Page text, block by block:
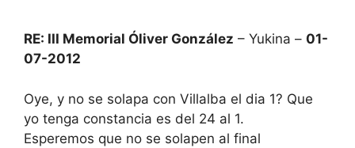
RE: III Memorial Óliver González – Yukina – 01-
07-2012
Oye, y no se solapa con Villalba el dia 1? Que
yo tenga constancia es del 24 al 1.
Esperemos que no se solapen al final